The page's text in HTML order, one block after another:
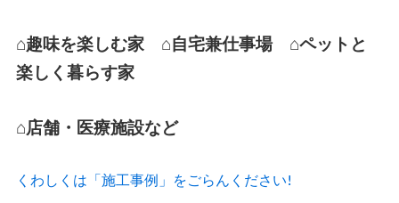
⌂趣味を楽しむ家 ⌂自宅兼仕事場 ⌂ペットと
楽しく暮らす家
⌂店舗・医療施設など
くわしくは「施工事例」をごらんください!